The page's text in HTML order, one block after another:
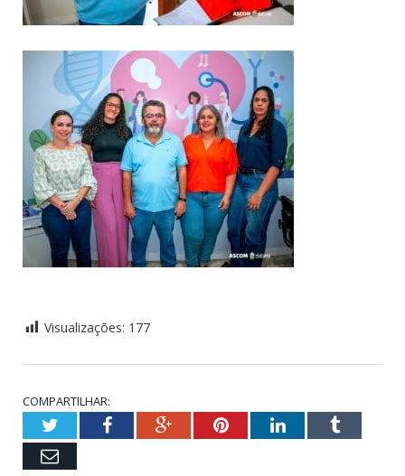
Visualizações: 177
COMPARTILHAR:
TwitterFacebookGoogle+PinterestLinkedInTumblr
Email